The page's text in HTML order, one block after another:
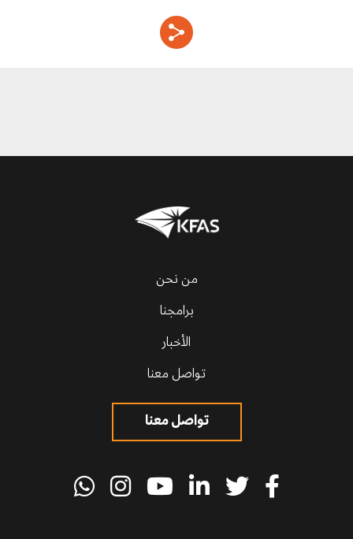
من نحن
برامجنا
الأخبار
تواصل معنا
تواصل معنا